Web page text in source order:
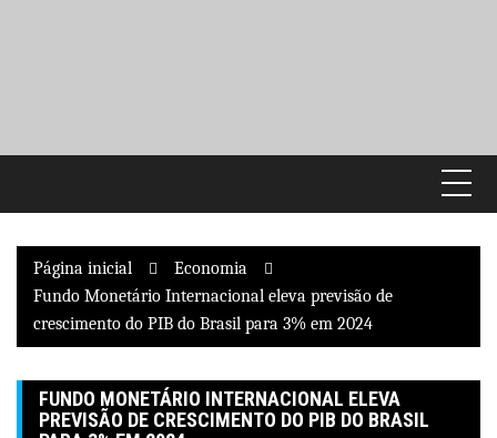
Página inicial
Economia
Fundo Monetário Internacional eleva previsão de
crescimento do PIB do Brasil para 3% em 2024
FUNDO MONETÁRIO INTERNACIONAL ELEVA
PREVISÃO DE CRESCIMENTO DO PIB DO BRASIL